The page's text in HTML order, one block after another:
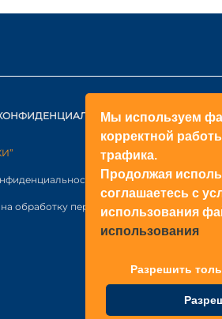
Мы используем
корректной
трафика.
Продолжая
соглашаетесь с
использования
использования
Разрешить
обработку персональных данных